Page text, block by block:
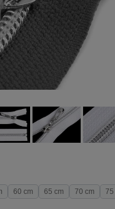
60 cm 65 cm 70 cm 75